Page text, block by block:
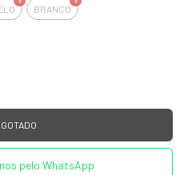
BRANCO
pelo WhatsApp